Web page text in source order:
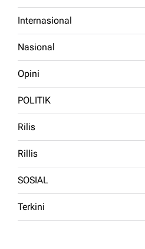
Internasional
Nasional
Opini
POLITIK
Rilis
Rillis
SOSIAL
Terkini